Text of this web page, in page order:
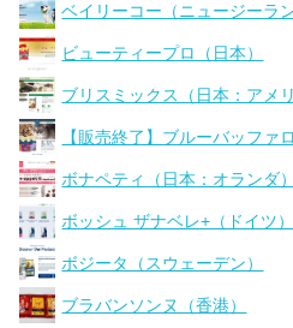
ベイリーコー（ニュージーラン
ビューティープロ（日本）
ブリスミックス（日本：アメリ
【販売終了】ブルーバッファ
ボナペティ（日本：オランダ）
ボッシュ ザナベレ+（ドイツ）
ボジータ（スウェーデン）
ブラバンソンヌ（香港）